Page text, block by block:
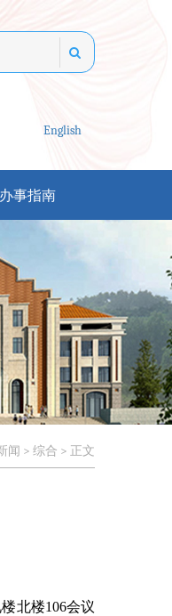
English
办事指南
闻 > 综合 > 正文
北楼106会议